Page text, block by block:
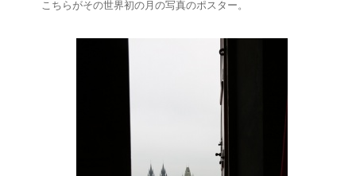
こちらがその世界初の月の写真のポスター。